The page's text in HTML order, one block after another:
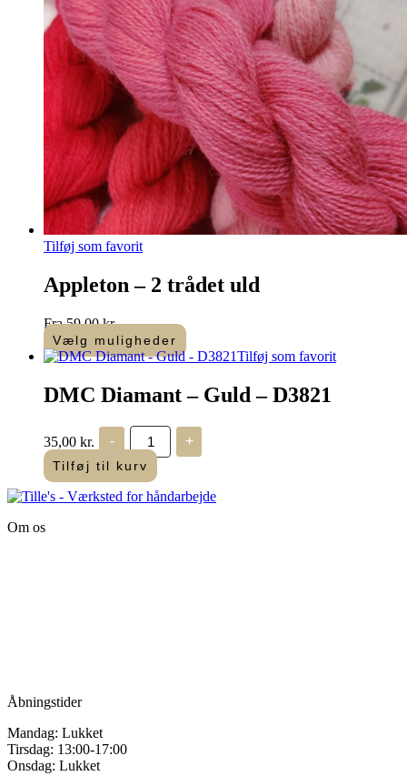
varesiden
Tilføj som favorit
Appleton – 2 trådet uld
Fra59,00kr.
Vælg muligheder
Dette
har
flere
Mulighederne
kan
vælges
på
varesiden
Tilføj som favorit
DMC Diamant – Guld – D3821
35,00 kr. -
DMC
Diamant
-
Guld
-
D3821
+
Tilføj til kurv
Om os
Åbningstider
Mandag: Lukket
Tirsdag: 13:00-17:00
Onsdag: Lukket